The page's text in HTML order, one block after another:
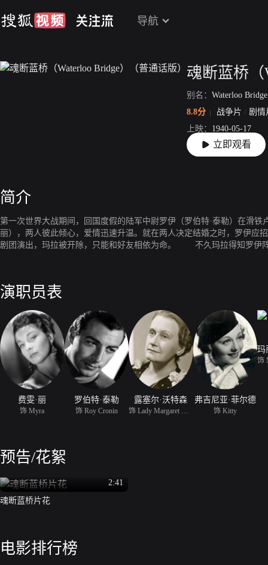
导航
别名： Waterloo
8.8分
战争片 / 剧情
上映： 1940-05-17
片长： 108分41秒
立即观看
简介
第一次世界大战期间，回国度假的陆军中尉罗伊（罗伯特·泰勒）在滑铁
丽），两人彼此倾心，爱情迅速升温。就在两人决定结婚之时，罗伊应
剧团演出，玛拉被开除，只能和好友相依为命。 不久玛拉得知罗伊
演职员表
费雯·丽
饰 Myra
罗伯特·泰勒
饰 Roy Cronin
露塞尔·沃特森 弗吉尼亚·菲尔德
饰 Kitty
预告/花絮
2:41
魂断蓝桥片花
电影排行榜